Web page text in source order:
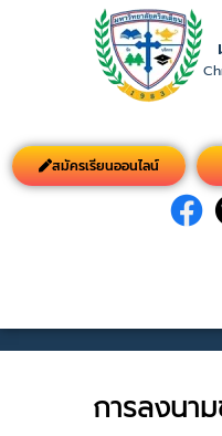
สมัครเรียนออนไลน์
การลงนา